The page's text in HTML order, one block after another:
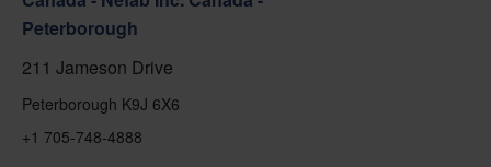
Peterborough
211 Jameson Drive
Peterborough K9J 6X6
+1 705-748-4888